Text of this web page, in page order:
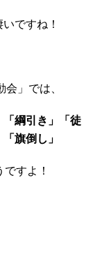
ですね！
」では、
「綱引き」「徒
旗倒し」
すよ！